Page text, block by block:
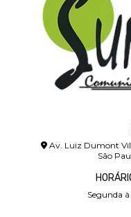
Av. Luiz Dumont
São
Segunda